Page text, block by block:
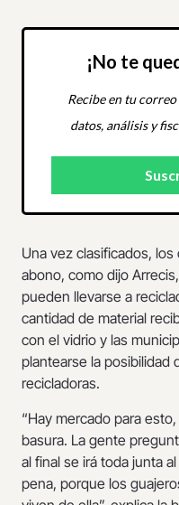
¡No te
Recibe en tu
datos, análisis y
Una vez clasificados,
abono, como dijo
pueden llevarse a
cantidad de material
con el vidrio y las
plantearse la posibilidad
recicladoras.
“Hay mercado para
basura. La gente
al final se irá toda junta
pena, porque los